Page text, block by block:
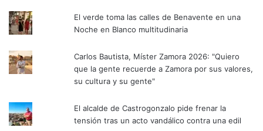
El verde toma las calles de Benavente en una
Noche en Blanco multitudinaria
Carlos Bautista, Míster Zamora 2026: "Quiero
que la gente recuerde a Zamora por sus valores,
su cultura y su gente"
El alcalde de Castrogonzalo pide frenar la
tensión tras un acto vandálico contra una edil